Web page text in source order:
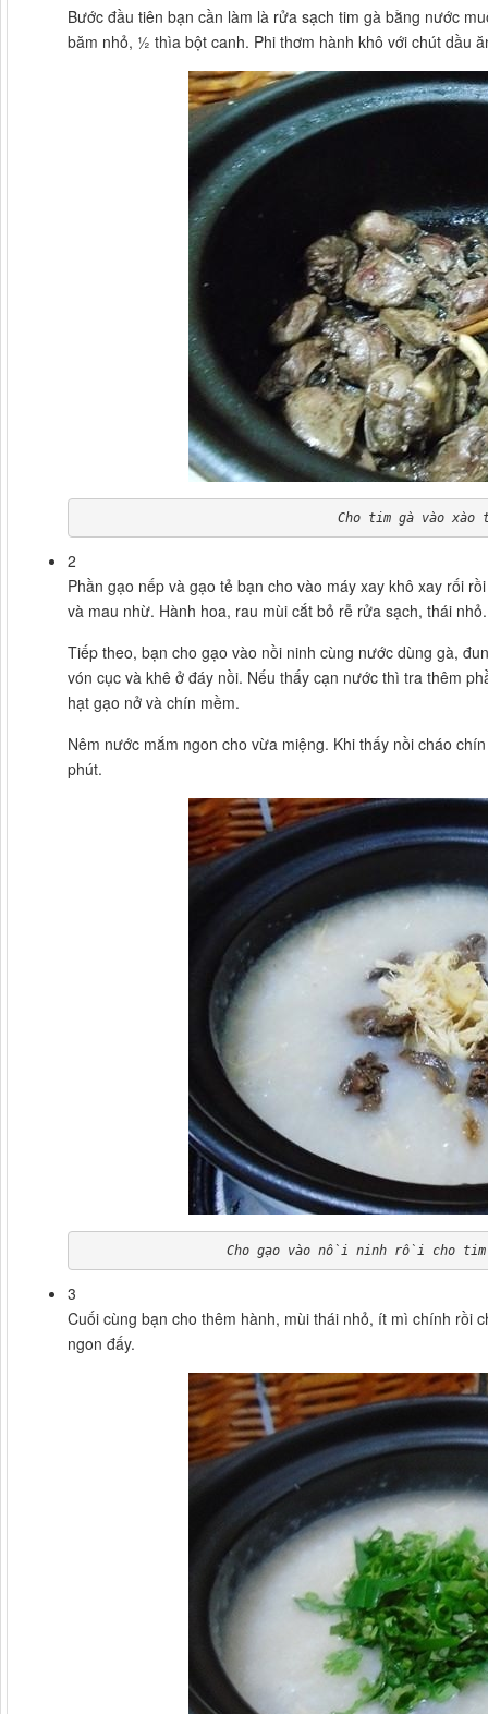
Bước đầu tiên bạn cần làm là rửa sạch tim gà bằng nước
băm nhỏ, ½ thìa bột canh. Phi thơm hành khô với chút dầu
Cho tim gà vào xào
2
Phần gạo nếp và gạo tẻ bạn cho vào máy xay khô xay rối
và mau nhừ. Hành hoa, rau mùi cắt bỏ rễ rửa sạch, thái nhỏ.
Tiếp theo, bạn cho gạo vào nồi ninh cùng nước dùng gà,
vón cục và khê ở đáy nồi. Nếu thấy cạn nước thì tra thêm
hạt gạo nở và chín mềm.
Nêm nước mắm ngon cho vừa miệng. Khi thấy nồi cháo
phút.
Cho gạo vào nồi ninh rồi cho
3
Cuối cùng bạn cho thêm hành, mùi thái nhỏ, ít mì chính rồi
ngon đấy.